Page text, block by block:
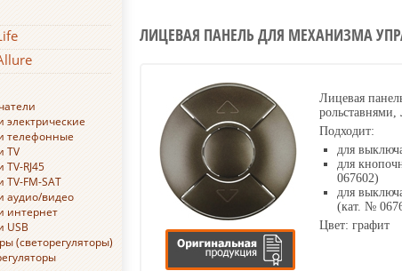
электрические
телефонные
TV
TV-RJ45
TV-FM-SAT
аудио/видео
интернет
USB
(светорегуляторы)
ЛИЦЕВАЯ ПАНЕЛЬ ДЛЯ МЕХАНИЗМА
Лицевая
Подходит:
для
для
067602)
для
(кат. №
Цвет: графит